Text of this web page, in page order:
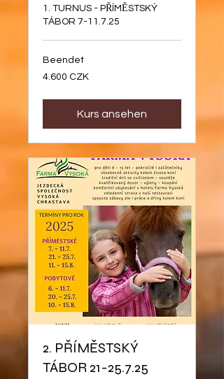
1. TURNUS - PŘÍMĚSTSKÝ
TÁBOR 7-11.7.25
Beendet
4.600
Tschechische
4.600 CZK
Kurs ansehen
2. PŘÍMĚSTSKÝ
TÁBOR 21-25.7.25